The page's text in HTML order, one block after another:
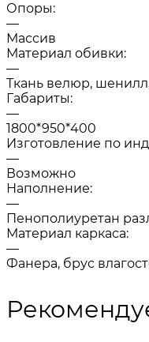
Опоры:
—
Массив
Материал обивки:
—
Ткань велюр,
Габариты:
—
1800*950*400
Изготовление по
—
Возможно
Наполнение:
—
Пенополиуретан
Материал каркаса:
—
Фанера, брус